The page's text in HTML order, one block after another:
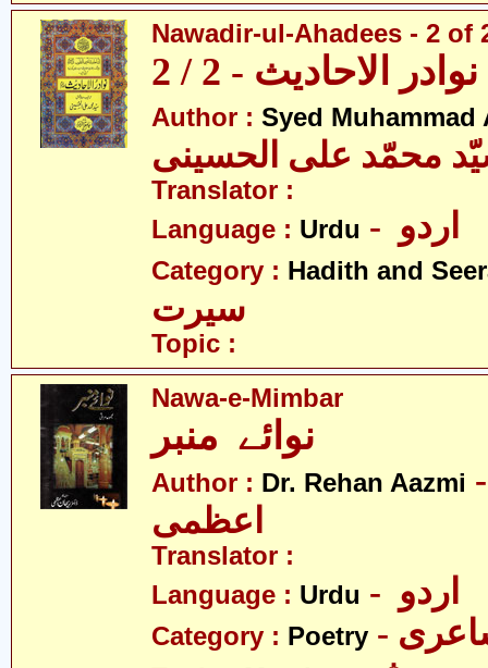
Nawadir-ul-Ahadees - 2 of
نوادر الاحادیث - 2 / 2
Author : Syed
محمّد علی الحسینی
Translator :
Language : Urdu
Category : Hadith and
سیرت
Topic :
Nawa-e-Mimbar
Author : Dr. Rehan Aazmi
اعظمی
Translator :
Language : Urdu
Category : Poetry